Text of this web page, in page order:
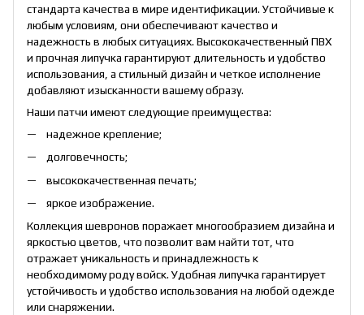
стандарта качества в мире идентификации. Устойчивые к
любым условиям, они обеспечивают качество и
надежность в любых ситуациях. Высококачественный ПВХ
и прочная липучка гарантируют длительность и удобство
использования, а стильный дизайн и четкое исполнение
добавляют изысканности вашему образу.
Наши патчи имеют следующие преимущества:
надежное крепление;
долговечность;
высококачественная печать;
яркое изображение.
Коллекция шевронов поражает многообразием дизайна и
яркостью цветов, что позволит вам найти тот, что
отражает уникальность и принадлежность к
необходимому роду войск. Удобная липучка гарантирует
устойчивость и удобство использования на любой одежде
или снаряжении.